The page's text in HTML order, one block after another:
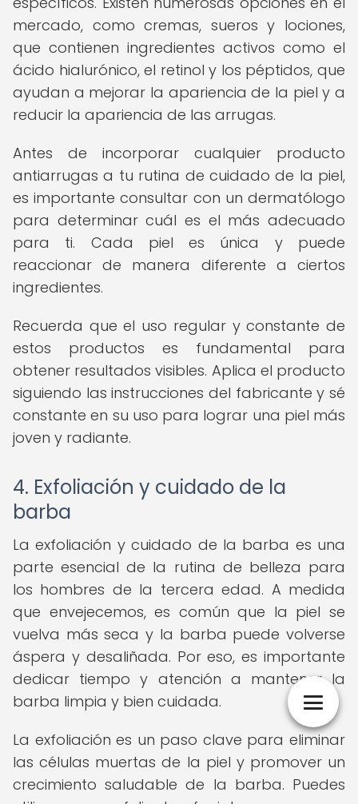
mercado, como cremas, sueros y lociones,
que contienen ingredientes activos como el
ácido hialurónico, el retinol y los péptidos, que
ayudan a mejorar la apariencia de la piel y a
reducir la apariencia de las arrugas.
Antes de incorporar cualquier producto
antiarrugas a tu rutina de cuidado de la piel,
es importante consultar con un dermatólogo
para determinar cuál es el más adecuado
para ti. Cada piel es única y puede
reaccionar de manera diferente a ciertos
ingredientes.
Recuerda que el uso regular y constante de
estos productos es fundamental para
obtener resultados visibles. Aplica el producto
siguiendo las instrucciones del fabricante y sé
constante en su uso para lograr una piel más
joven y radiante.
4. Exfoliación y cuidado de la
barba
La exfoliación y cuidado de la barba es una
parte esencial de la rutina de belleza para
los hombres de la tercera edad. A medida
que envejecemos, es común que la piel se
vuelva más seca y la barba puede volverse
áspera y desaliñada. Por eso, es importante
dedicar tiempo y atención a mantener la
barba limpia y bien cuidada.
La exfoliación es un paso clave para eliminar
las células muertas de la piel y promover un
crecimiento saludable de la barba. Puedes